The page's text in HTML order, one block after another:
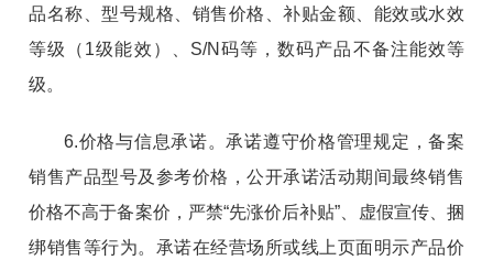
品名称、型号规格、销售价格、补贴金额、能效或水效
等级（1级能效）、S/N码等，数码产品不备注能效等
级。
6.价格与信息承诺。承诺遵守价格管理规定，备案
销售产品型号及参考价格，公开承诺活动期间最终销售
价格不高于备案价，严禁“先涨价后补贴”、虚假宣传、捆
绑销售等行为。承诺在经营场所或线上页面明示产品价